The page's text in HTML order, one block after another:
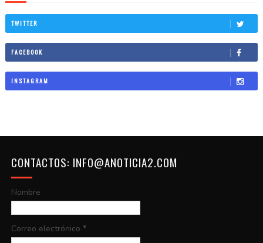
TWITTER
FACEBOOK
INSTAGRAM
CONTACTOS: INFO@ANOTICIA2.COM
Nombre
Correo electrónico *